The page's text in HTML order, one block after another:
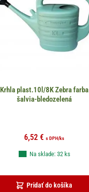
Krhla plast.10l/8K Zebra farba
šalvia-bledozelená
6,52 € s DPH/ks
Pridať do košíka
Na sklade: 32 ks